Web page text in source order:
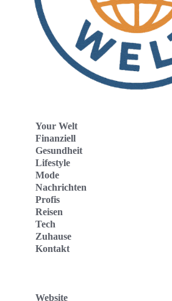
Your Welt
Finanziell
Gesundheit
Lifestyle
Mode
Nachrichten
Profis
Reisen
Tech
Zuhause
Kontakt
Website